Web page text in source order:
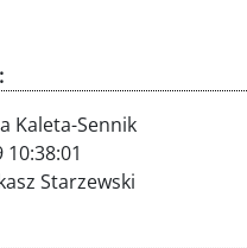
Kaleta-Sennik
10:38:01
Starzewski